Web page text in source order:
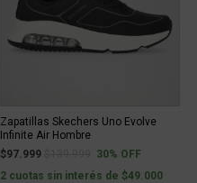
Zapatillas Skechers Uno Evolve
Infinite Air Hombre
$97.999
Price reduced from
to30% OFF
2 cuotas sin interés de $49.000